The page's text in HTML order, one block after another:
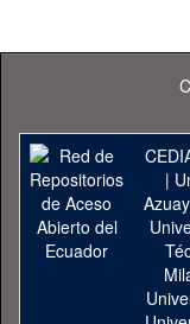
|
Azuay